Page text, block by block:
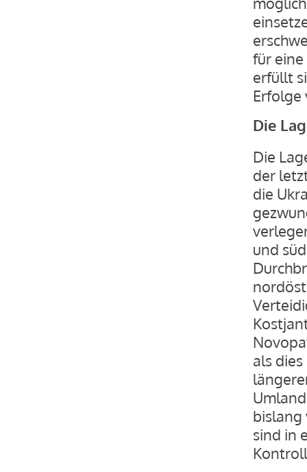
für
erfüllt
Erfolge
Die
Die
der
die
und
als
bislang
sind in